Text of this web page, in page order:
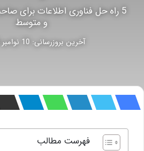
5 راه حل فناوری اطلاعات برای
و متوسط
آخرین بروزرسانی: 10 نوامبر 2024
فهرست مطالب